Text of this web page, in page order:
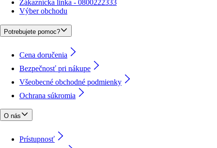
Zákaznícka linka - 0800222333
Výber obchodu
Potrebujete pomoc?
Cena doručenia
Bezpečnosť pri nákupe
Všeobecné obchodné podmienky
Ochrana súkromia
O nás
Prístupnosť